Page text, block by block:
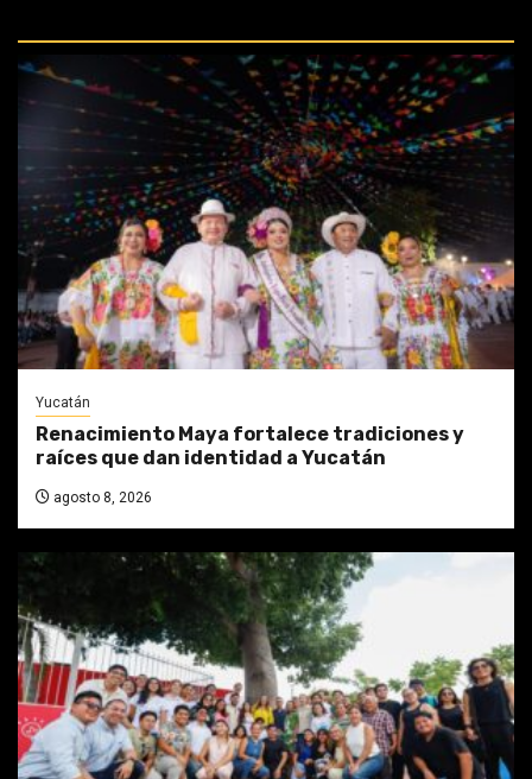
Yucatán
Renacimiento Maya fortalece tradiciones y
raíces que dan identidad a Yucatán
agosto 8, 2026